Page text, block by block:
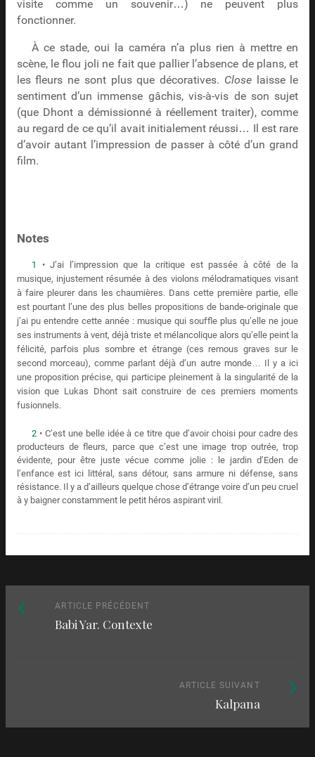
visite comme un souvenir…) ne peuvent plus
fonctionner.
À ce stade, oui la caméra n’a plus rien à mettre en
scène, le flou joli ne fait que pallier l’absence de plans, et
les fleurs ne sont plus que décoratives. Closelaisse le
sentiment d’un immense gâchis, vis-à-vis de son sujet
(que Dhont a démissionné à réellement traiter), comme
au regard de ce qu’il avait initialement réussi… Il est rare
d’avoir autant l’impression de passer à côté d’un grand
film.
Notes
1
• J’ai l’impression que la critique est passée à côté de la
musique, injustement résumée à des violons mélodramatiques visant
à faire pleurer dans les chaumières. Dans cette première partie, elle
est pourtant l’une des plus belles propositions de bande-originale que
j’ai pu entendre cette année : musique qui souffle plus qu’elle ne joue
ses instruments à vent, déjà triste et mélancolique alors qu’elle peint la
félicité, parfois plus sombre et étrange (ces remous graves sur le
second morceau), comme parlant déjà d’un autre monde… Il y a ici
une proposition précise, qui participe pleinement à la singularité de la
vision que Lukas Dhont sait construire de ces premiers moments
fusionnels.
2 • C’est une belle idée à ce titre que d’avoir choisi pour cadre des
producteurs de fleurs, parce que c’est une image trop outrée, trop
évidente, pour être juste vécue comme jolie : le jardin d’Eden de
l’enfance est ici littéral, sans détour, sans armure ni défense, sans
résistance. Il y a d’ailleurs quelque chose d’étrange voire d’un peu cruel
à y baigner constamment le petit héros aspirant viril.
Naviguez
parmi
ARTICLE PRÉCÉDENT
précédent
Babi Yar. Contexte
ARTICLE SUIVANT
Kalpana
Article